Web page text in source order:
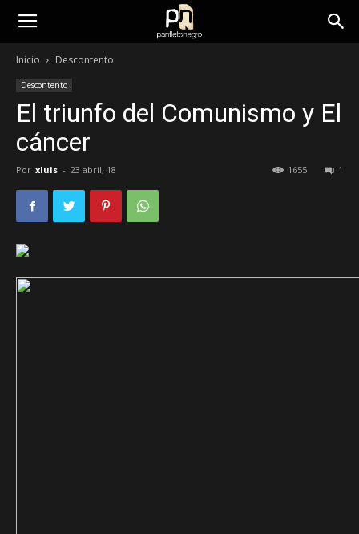
panfletonegro
Inicio Descontento
Descontento
El triunfo del Comunismo y El
cáncer
Por xluis - 23 abril, 18 1
1655